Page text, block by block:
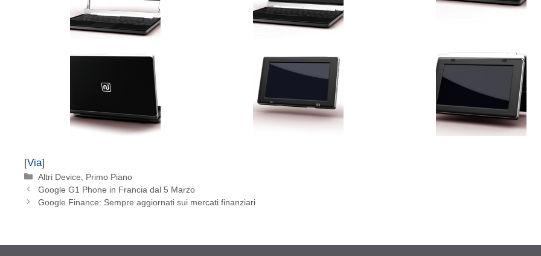
[Via]
Categorie
Altri Device
Primo Piano
Google G1 Phone in Francia dal 5 Marzo
Google Finance: Sempre aggiornati sui mercati finanziari